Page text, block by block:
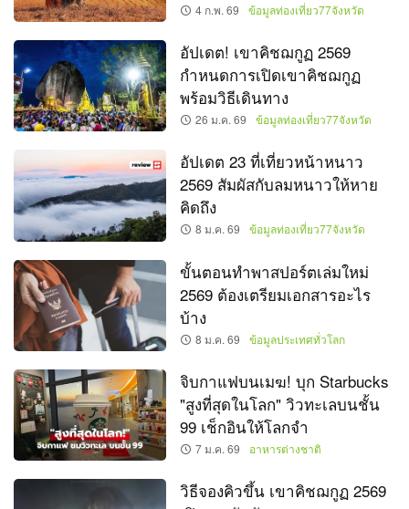
4 ก.พ. 69 ข้อมูลท่องเที่ยว77จังหวัด
อัปเดต! เขาคิชฌกูฏ 2569
กำหนดการเปิดเขาคิชฌกูฏ
พร้อมวิธีเดินทาง
26 ม.ค. 69 ข้อมูลท่องเที่ยว77จังหวัด
อัปเดต 23 ที่เที่ยวหน้าหนาว
2569 สัมผัสกับลมหนาวให้หาย
คิดถึง
8 ม.ค. 69 ข้อมูลท่องเที่ยว77จังหวัด
ขั้นตอนทำพาสปอร์ตเล่มใหม่
2569 ต้องเตรียมเอกสารอะไร
บ้าง
8 ม.ค. 69 ข้อมูลประเทศทั่วโลก
จิบกาแฟบนเมฆ! บุก Starbucks
"สูงที่สุดในโลก" วิวทะเลบนชั้น
99 เช็กอินให้โลกจำ
7 ม.ค. 69 อาหารต่างชาติ
วิธีจองคิวขึ้น เขาคิชฌกูฏ 2569